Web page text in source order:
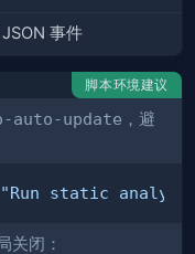
事件
脚本环境建议
auto-update ，避
"Run static analysis
关闭：